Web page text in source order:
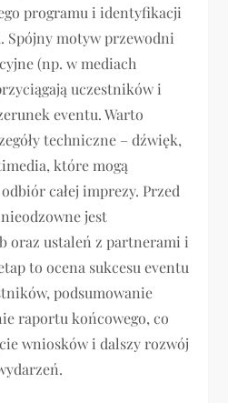
programu i identyfikacji
Spójny motyw przewodni
(np. w mediach
uczestników i
eventu. Warto
techniczne – dźwięk,
które mogą
całej imprezy. Przed
jest
oraz ustaleń z partnerami i
to ocena sukcesu eventu
podsumowanie
raportu końcowego, co
wniosków i dalszy rozwój